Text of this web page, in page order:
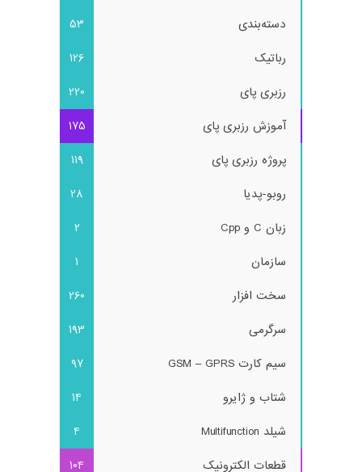
دسته‌بندی
53
رباتیک
126
رزبری پای
220
آموزش رزبری پای
175
پروژه رزبری پای
119
روبو-پدیا
28
زبان C و Cpp
2
سازمان
1
سخت افزار
260
سرگرمی
193
سیم کارت GSM – GPRS
97
شتاب و ژایرو
14
شیلد Multifunction
4
قطعات الکترونیک
104